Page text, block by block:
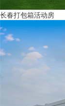
长春打包箱活动房